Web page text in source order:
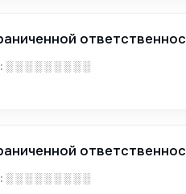
░ ░ ░ ░ ░ ░ ░ ░ ░
░ ░ ░ ░ ░ ░ ░ ░ ░